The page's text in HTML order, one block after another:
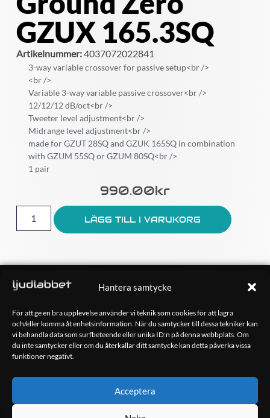
Hantera samtycke
För att ge en bra upplevelse använder vi teknik som cookies för att lagra
och/eller komma åt enhetsinformation. När du samtycker till dessa tekniker kan
vi behandla data som surfbeteende eller unika ID:n på denna webbplats. Om
du inte samtycker eller om du återkallar ditt samtycke kan detta påverka vissa
funktioner negativt.
Acceptera
GZUX 165.3SQ
Artikelnummer:4037072022841
3-way variable crossover for passive setup<br />
<br />
Variable 3-way variable passive crossover<br />
12/12/12 dB/oct<br />
Tweeter level adjustment<br />
Midrange level adjustment<br />
made for GZUT 28SQ and GZUK 165SQ in combination
with GZUM 55SQ or GZUM 80SQ<br />
1 pair
990.00Kr
LÄGG TILL I VARUKORG
OM OSS
Ljudlabbet är en del av Kungshamns Bildepå – Ljudlabbet i
Sotenäs AB.
KONTAKT
Klippsjövägen 5